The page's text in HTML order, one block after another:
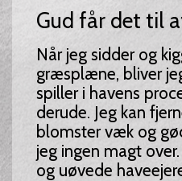
Gud får det til
Når jeg sidder og
græsplæne, bliver
spiller i havens
derude. Jeg kan
blomster væk og
jeg ingen magt
og uøvede